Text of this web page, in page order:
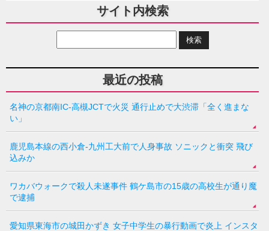
サイト内検索
最近の投稿
名神の京都南IC-高槻JCTで火災 通行止めで大渋滞「全く進まな
い」
鹿児島本線の西小倉-九州工大前で人身事故 ソニックと衝突 飛び
込みか
ワカバウォークで殺人未遂事件 鶴ケ島市の15歳の高校生が通り魔
で逮捕
愛知県東海市の城田かずき 女子中学生の暴行動画で炎上 インスタ